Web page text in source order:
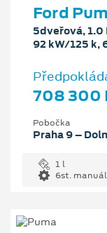
Ford
5dveřová, 1.0
92 kW/125 k,
708 300
Pobočka
Praha 9 –
1 l
6st.